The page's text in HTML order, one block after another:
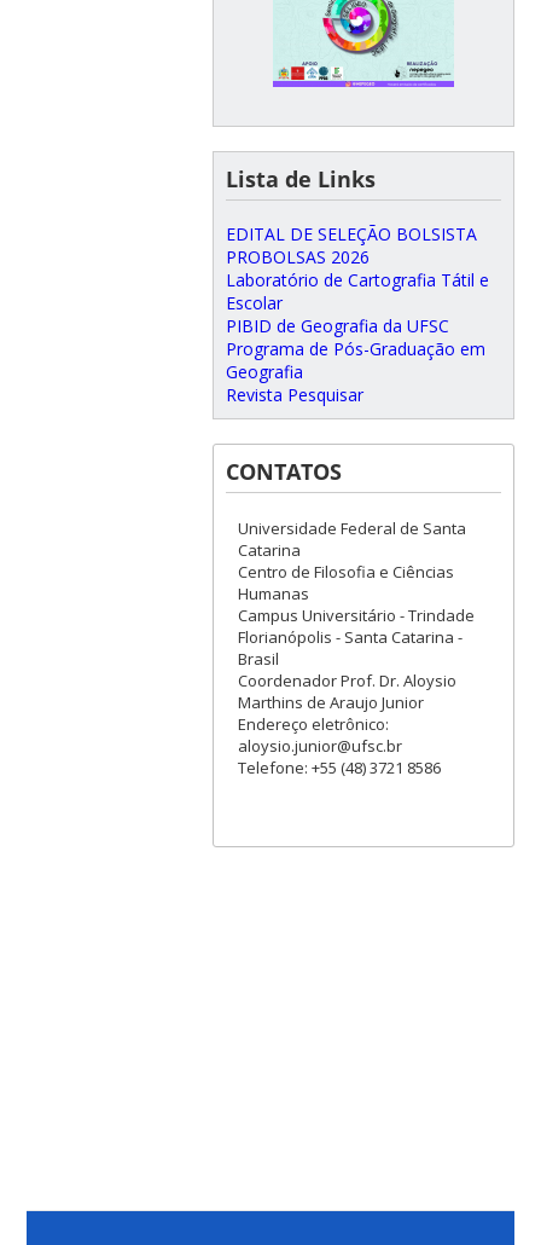
Lista de Links
EDITAL DE SELEÇÃO BOLSISTA
PROBOLSAS 2026
Laboratório de Cartografia Tátil e
Escolar
PIBID de Geografia da UFSC
Programa de Pós-Graduação em
Geografia
Revista Pesquisar
CONTATOS
Universidade Federal de Santa
Catarina
Centro de Filosofia e Ciências
Humanas
Campus Universitário - Trindade
Florianópolis - Santa Catarina -
Brasil
Coordenador Prof. Dr. Aloysio
Marthins de Araujo Junior
Endereço eletrônico:
aloysio.junior@ufsc.br
Telefone: +55 (48) 3721 8586